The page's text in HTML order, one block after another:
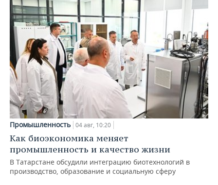
Промышленность 04 авг, 10:20
Как биоэкономика меняет
промышленность и качество жизни
В Татарстане обсудили интеграцию биотехнологий в
производство, образование и социальную сферу